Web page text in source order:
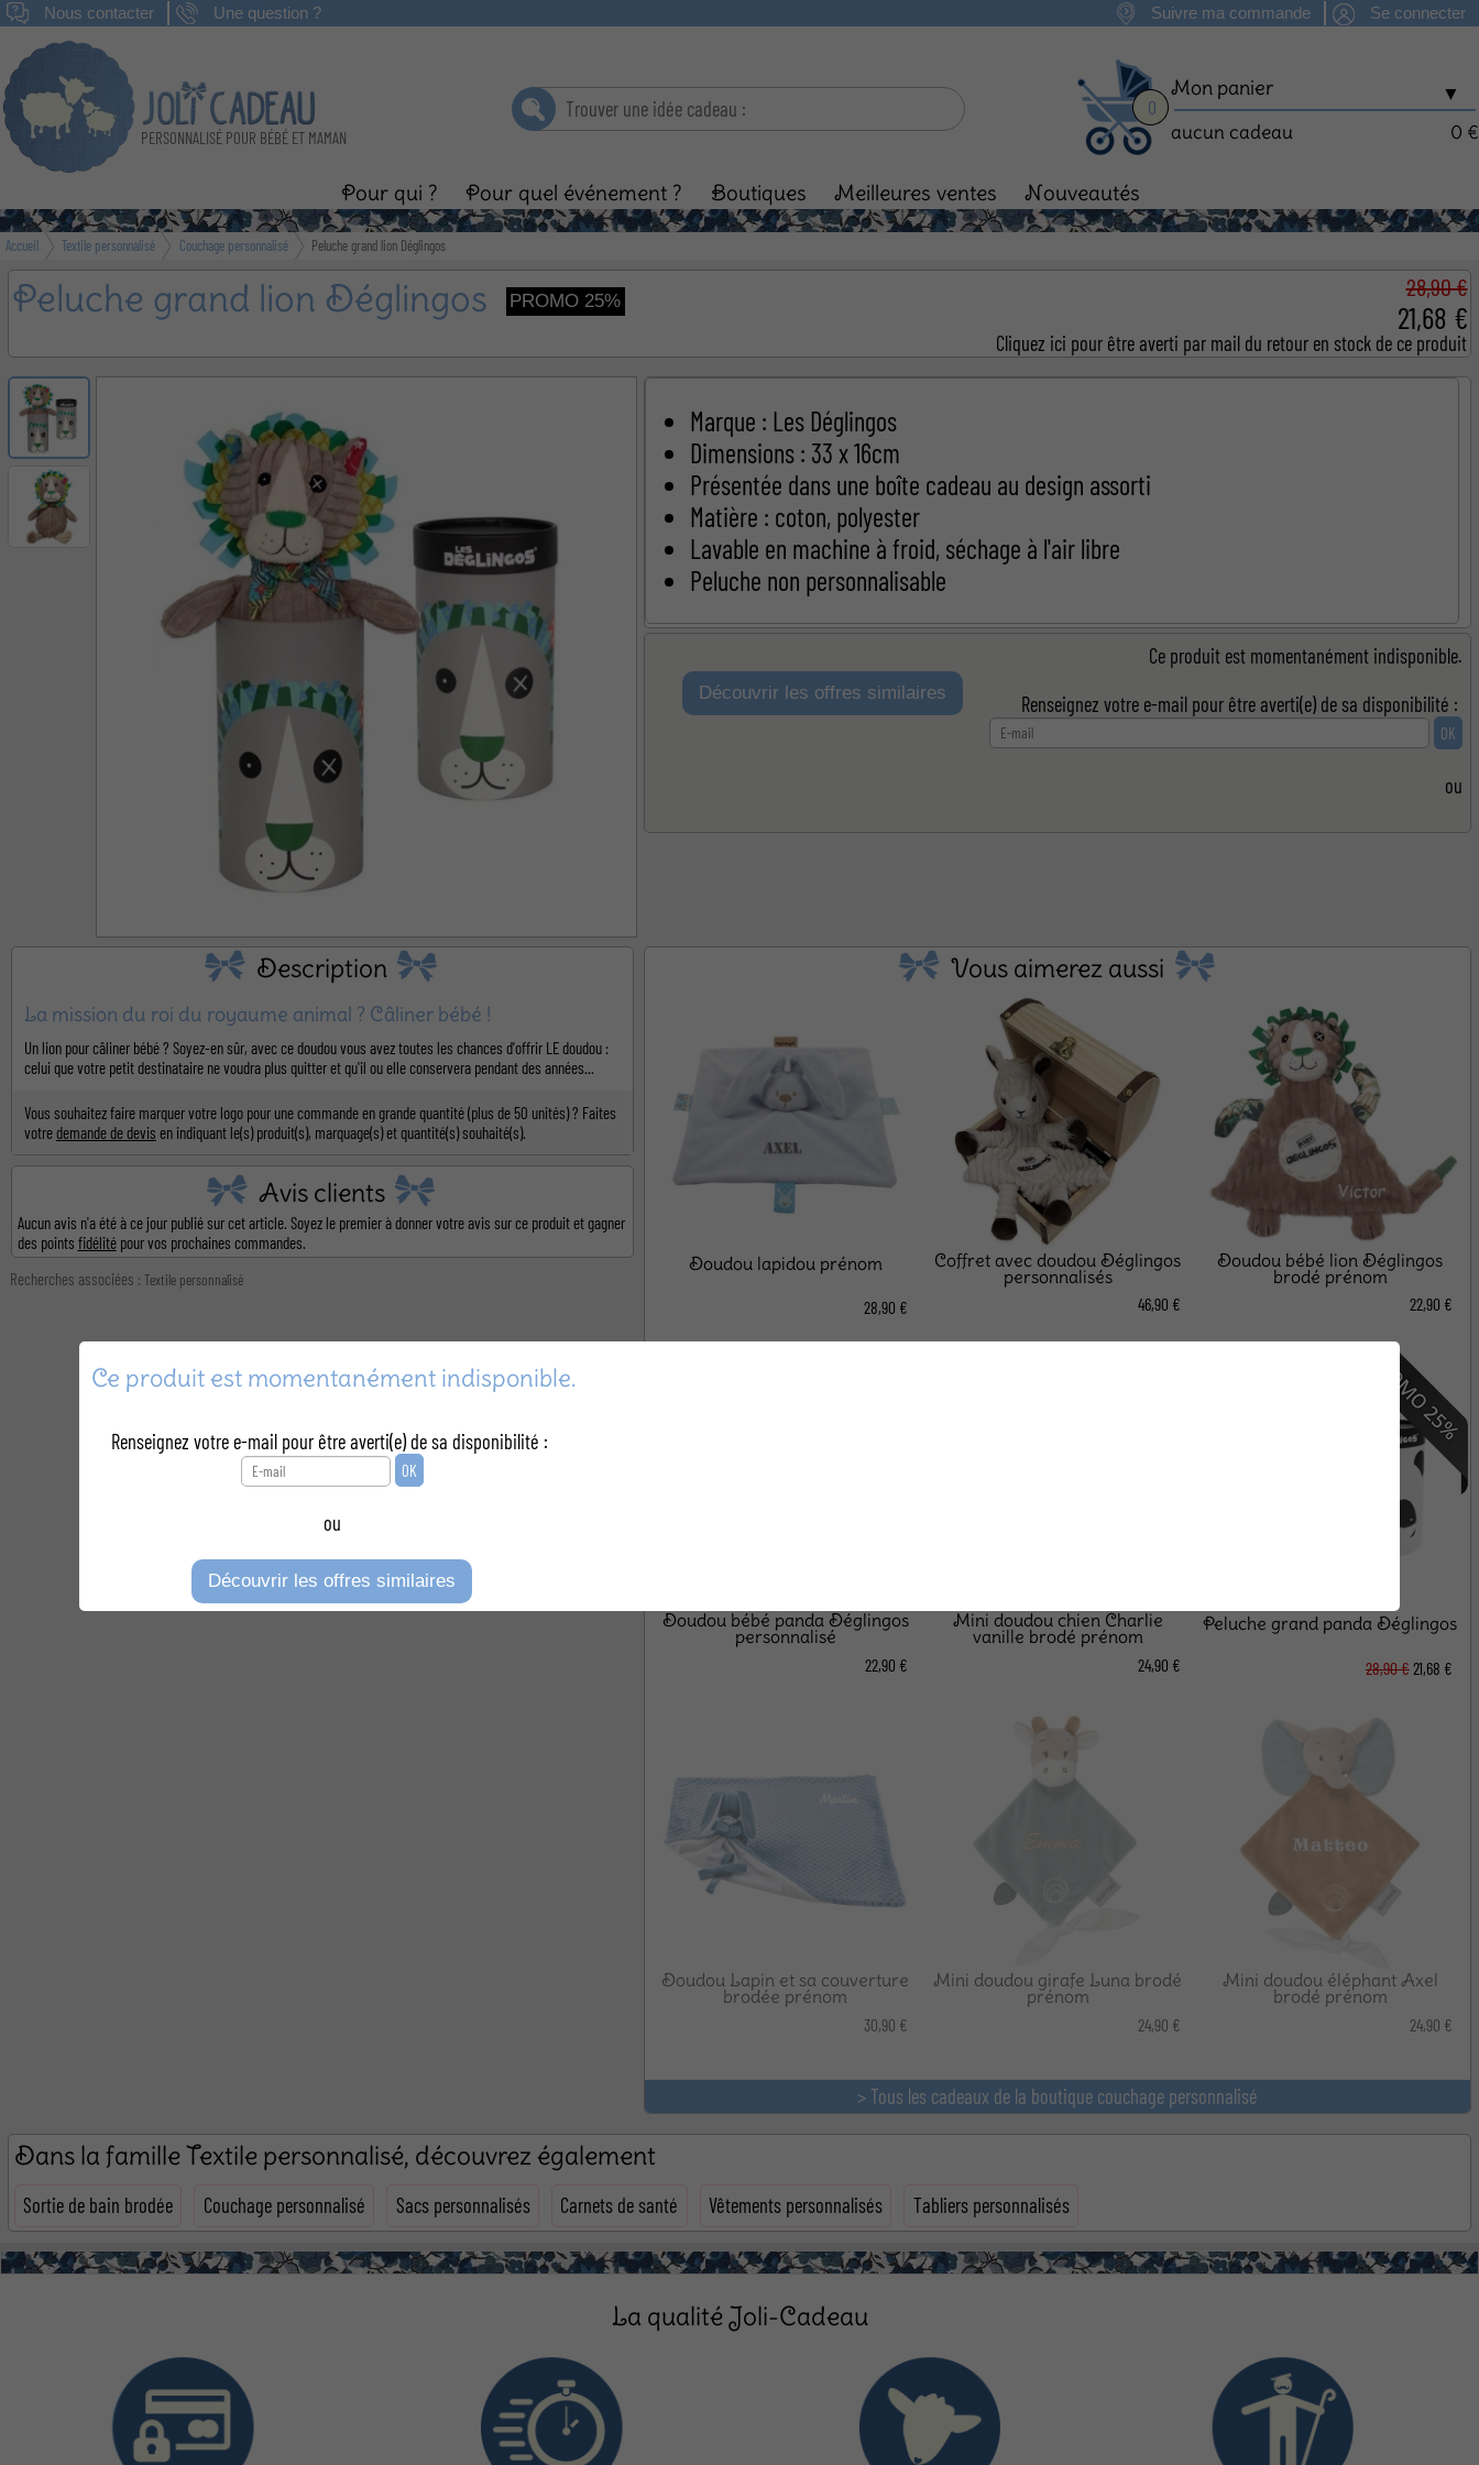
Nous contacter Une question ? Se connecter
Suivre ma commande
PERSONNALISÉ POUR BÉBÉ ET MAMAN
0
▼
Mon panier
0 €
aucun cadeau
Pour qui ? Pour quel événement ?
Naissance
Noël Baby Shower Annonce de naissance
Boutiques Meilleures ventes Nouveautés
Accueil Textile personnalisé Couchage personnalisé Peluche grand lion Déglingos
Peluche grand lion Déglingos PROMO 25%
Cliquez ici pour être averti par mail du retour en stock de ce produit
28,90 €
21,68 €
Marque : Les Déglingos
Dimensions : 33 x 16cm
Présentée dans une boîte cadeau au design assorti
Matière : coton, polyester
Lavable en machine à froid, séchage à l'air libre
Peluche non personnalisable
Ce produit est momentanément indisponible.
Renseignez votre e-mail pour être averti(e) de sa disponibilité :
ou
Découvrir les offres similaires
Description
La mission du roi du royaume animal ? Câliner bébé !
Un lion pour câliner bébé ? Soyez-en sûr, avec ce doudou vous avez toutes les chances d'offrir LE doudou :
celui que votre petit destinataire ne voudra plus quitter et qu'il ou elle conservera pendant des années...
Vous souhaitez faire marquer votre logo pour une commande en grande quantité (plus de 50 unités) ? Faites
votredemande de devis en indiquant le(s) produit(s), marquage(s) et quantité(s) souhaité(s).
Avis clients
Aucun avis n'a été à ce jour publié sur cet article. Soyez le premier à donner votre avis sur ce produit et gagner
des points fidélitépour vos prochaines commandes.
Recherches associées : Textile personnalisé
Vous aimerez aussi
Doudou lapidou prénom
28,90 €
Coffret avec doudou Déglingos
personnalisés
46,90 €
Doudou bébé lion Déglingos
brodé prénom
22,90 €
Doudou bébé panda Déglingos
personnalisé
22,90 €
Mini doudou chien Charlie
vanille brodé prénom
24,90 €
Peluche grand panda Déglingos
28,90 €21,68 €
Doudou Lapin et sa couverture
brodée prénom
30,90 €
Mini doudou girafe Luna brodé
prénom
24,90 €
Mini doudou éléphant Axel
brodé prénom
24,90 €
> Tous les cadeaux de la boutique couchage personnalisé
Dans la famille Textile personnalisé, découvrez également
Sortie de bain brodée Couchage personnalisé Sacs personnalisés Carnets de santé Vêtements personnalisés Tabliers personnalisés
La qualité Joli-Cadeau
Ce produit est momentanément indisponible.
Renseignez votre e-mail pour être averti(e) de sa disponibilité :
ou
Découvrir les offres similaires